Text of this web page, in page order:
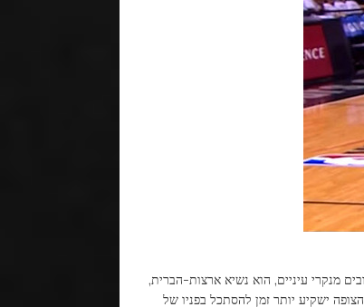
מנקרי עיניים, הוא נשיא ארצות-הברית,
ישקיע יותר זמן להסתכל בפניו של